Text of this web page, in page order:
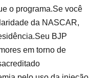
o programa.Se você
da NASCAR,
BJP
em torno de